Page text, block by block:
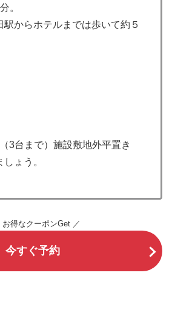
。
からホテルまでは歩いて約５
3台まで）施設敷地外平置き
ょう。
お得なクーポンGet ／
今すぐ予約